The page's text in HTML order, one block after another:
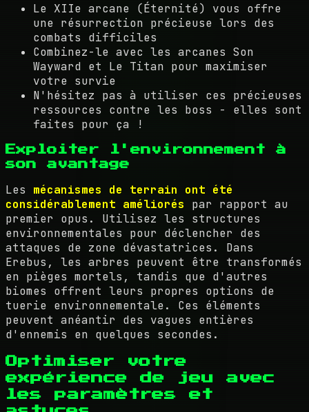
Le XIIe arcane (Éternité) vous offre
une résurrection précieuse lors des
combats difficiles
Combinez-le avec les arcanes Son
Wayward et Le Titan pour maximiser
votre survie
N'hésitez pas à utiliser ces précieuses
ressources contre les boss - elles sont
faites pour ça !
Exploiter l'environnement à
son avantage
Les mécanismes de terrain ont été
considérablement améliorés par rapport au
premier opus. Utilisez les structures
environnementales pour déclencher des
attaques de zone dévastatrices. Dans
Erebus, les arbres peuvent être transformés
en pièges mortels, tandis que d'autres
biomes offrent leurs propres options de
tuerie environnementale. Ces éléments
peuvent anéantir des vagues entières
d'ennemis en quelques secondes.
Optimiser votre
expérience de jeu avec
les paramètres et